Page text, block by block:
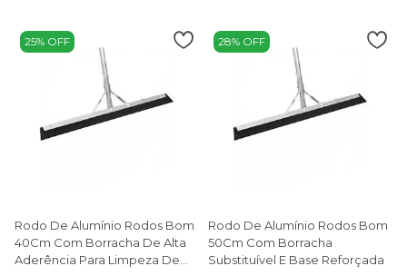
25% OFF
Rodo De Alumínio Rodos Bom
40Cm Com Borracha De Alta
Aderência Para Limpeza De
28% OFF
Rodo De Alumínio Rodos Bom
50Cm Com Borracha
Substituível E Base Reforçada